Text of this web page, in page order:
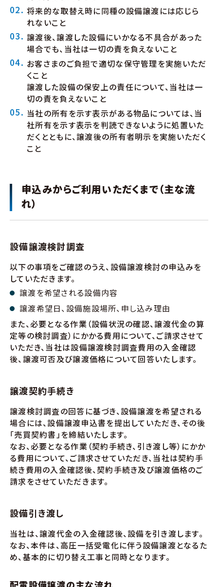
将来的な取替え時に同種の設備譲渡には応じら
れないこと
譲渡後、譲渡した設備にいかなる不具合があった
場合でも、当社は一切の責を負えないこと
お客さまのご負担で適切な保守管理を実施いただ
くこと
譲渡した設備の保安上の責任について、当社は一
切の責を負えないこと
当社の所有を示す表示がある物品については、当
社所有を示す表示を判読できないように処置いた
だくとともに、譲渡後の所有者明示を実施いただく
こと
申込みからご利用いただくまで（主な流
れ）
設備譲渡検討調査
以下の事項をご確認のうえ、設備譲渡検討の申込みを
していただきます。
譲渡を希望される設備内容
譲渡希望日、設備施設場所、申し込み理由
また、必要となる作業（設備状況の確認、譲渡代金の算
定等の検討調査）にかかる費用について、ご請求させて
いただき、当社は設備譲渡検討調査費用の入金確認
後、譲渡可否及び譲渡価格について回答いたします。
譲渡契約手続き
譲渡検討調査の回答に基づき、設備譲渡を希望される
場合には、設備譲渡申込書を提出していただき、その後
「売買契約書」を締結いたします。
なお、必要となる作業（契約手続き、引き渡し等）にかか
る費用について、ご請求させていただき、当社は契約手
続き費用の入金確認後、契約手続き及び譲渡価格のご
請求をさせていただきます。
設備引き渡し
当社は、譲渡代金の入金確認後、設備を引き渡します。
なお、本件は、高圧一括受電化に伴う設備譲渡となるた
め、基本的に切り替え工事と同時となります。